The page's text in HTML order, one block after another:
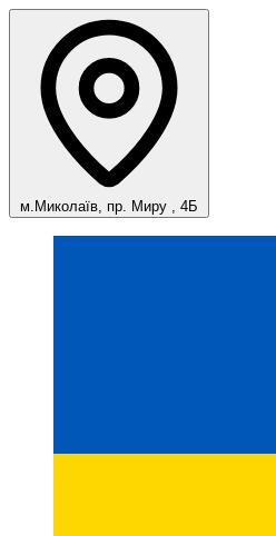
м.Миколаїв, пр. Миру , 4Б